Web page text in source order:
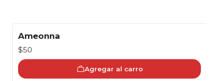
Ameonna
$50
Agregar al carro